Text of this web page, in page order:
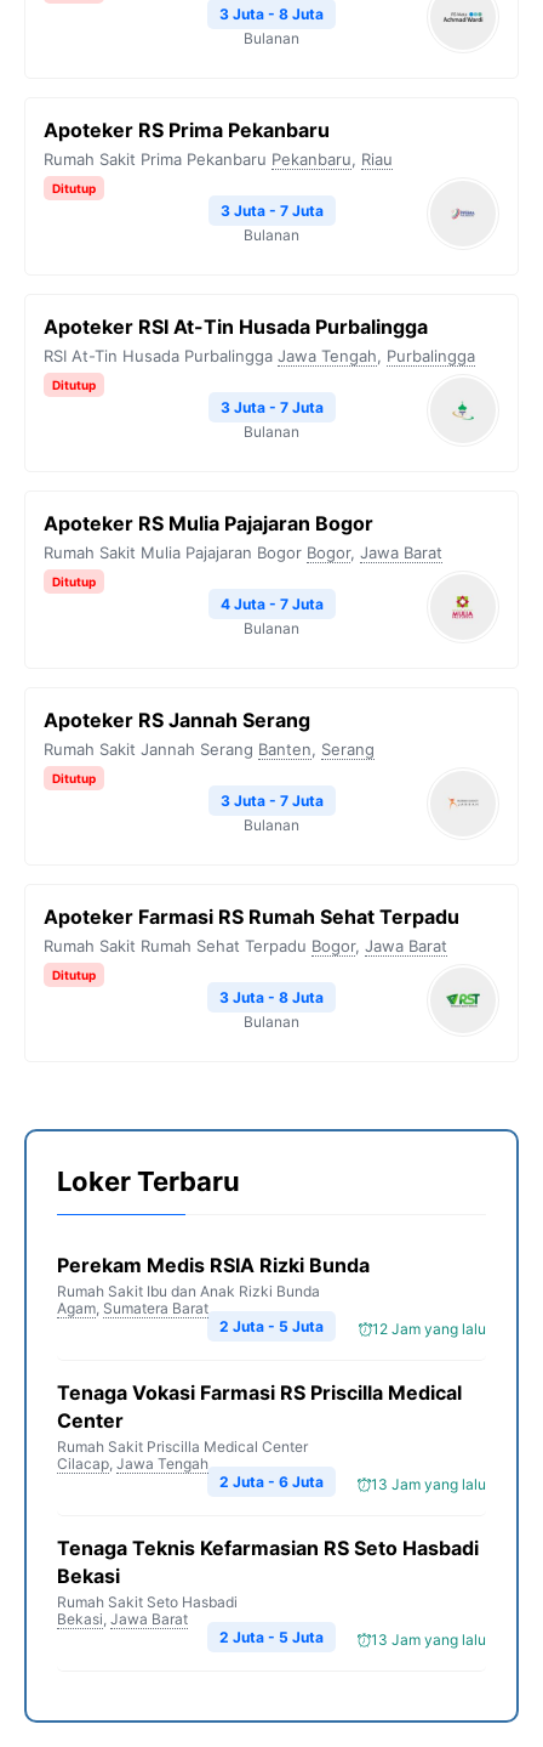
3 Juta - 8 Juta
Bulanan
Apoteker RS Prima Pekanbaru
Rumah Sakit Prima Pekanbaru Pekanbaru, Riau
Ditutup
3 Juta - 7 Juta
Bulanan
Apoteker RSI At-Tin Husada Purbalingga
RSI At-Tin Husada Purbalingga Jawa Tengah, Purbalingga
Ditutup
3 Juta - 7 Juta
Bulanan
Apoteker RS Mulia Pajajaran Bogor
Rumah Sakit Mulia Pajajaran Bogor Bogor, Jawa Barat
Ditutup
4 Juta - 7 Juta
Bulanan
Apoteker RS Jannah Serang
Rumah Sakit Jannah Serang Banten, Serang
Ditutup
3 Juta - 7 Juta
Bulanan
Apoteker Farmasi RS Rumah Sehat Terpadu
Rumah Sakit Rumah Sehat Terpadu Bogor, Jawa Barat
Ditutup
3 Juta - 8 Juta
Bulanan
Loker Terbaru
Perekam Medis RSIA Rizki Bunda
Rumah Sakit Ibu dan Anak Rizki Bunda
Agam, Sumatera Barat
12 Jam yang lalu
2 Juta - 5 Juta
Tenaga Vokasi Farmasi RS Priscilla Medical
Center
Rumah Sakit Priscilla Medical Center
Cilacap, Jawa Tengah
13 Jam yang lalu
2 Juta - 6 Juta
Tenaga Teknis Kefarmasian RS Seto Hasbadi
Bekasi
Rumah Sakit Seto Hasbadi
Bekasi, Jawa Barat
13 Jam yang lalu
2 Juta - 5 Juta